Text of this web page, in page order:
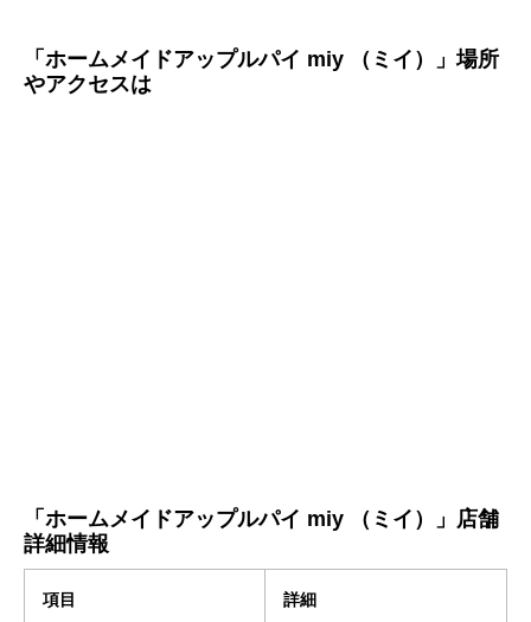
「ホームメイドアップルパイ miy （ミイ）」場所
やアクセスは
「ホームメイドアップルパイ miy （ミイ）」店舗
詳細情報
項目 詳細